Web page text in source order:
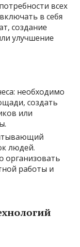
всех
в себя
создание
улучшение
необходимо
создать
или
людей.
организовать
работы и